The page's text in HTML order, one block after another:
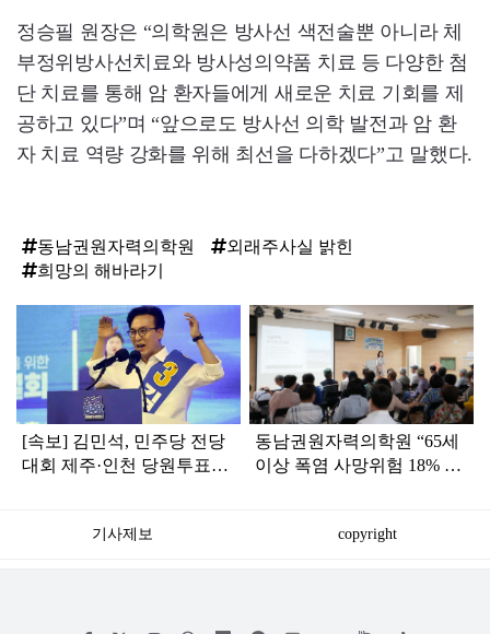
정승필 원장은 “의학원은 방사선 색전술뿐 아니라 체
부정위방사선치료와 방사성의약품 치료 등 다양한 첨
단 치료를 통해 암 환자들에게 새로운 치료 기회를 제
공하고 있다”며 “앞으로도 방사선 의학 발전과 암 환
자 치료 역량 강화를 위해 최선을 다하겠다”고 말했다.
동남권원자력의학원
외래주사실 밝힌
희망의 해바라기
인
[속보] 김민석, 민주당 전당
대회 제주·인천 당원투표서
동남권원자력의학원 “65세
이상 폭염 사망위험 18% 증
기사제보 copyright